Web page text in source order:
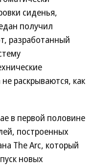
сиденья,
получил
разработанный
раскрываются, как
в первой половине
построенных
The Arc, который
новых